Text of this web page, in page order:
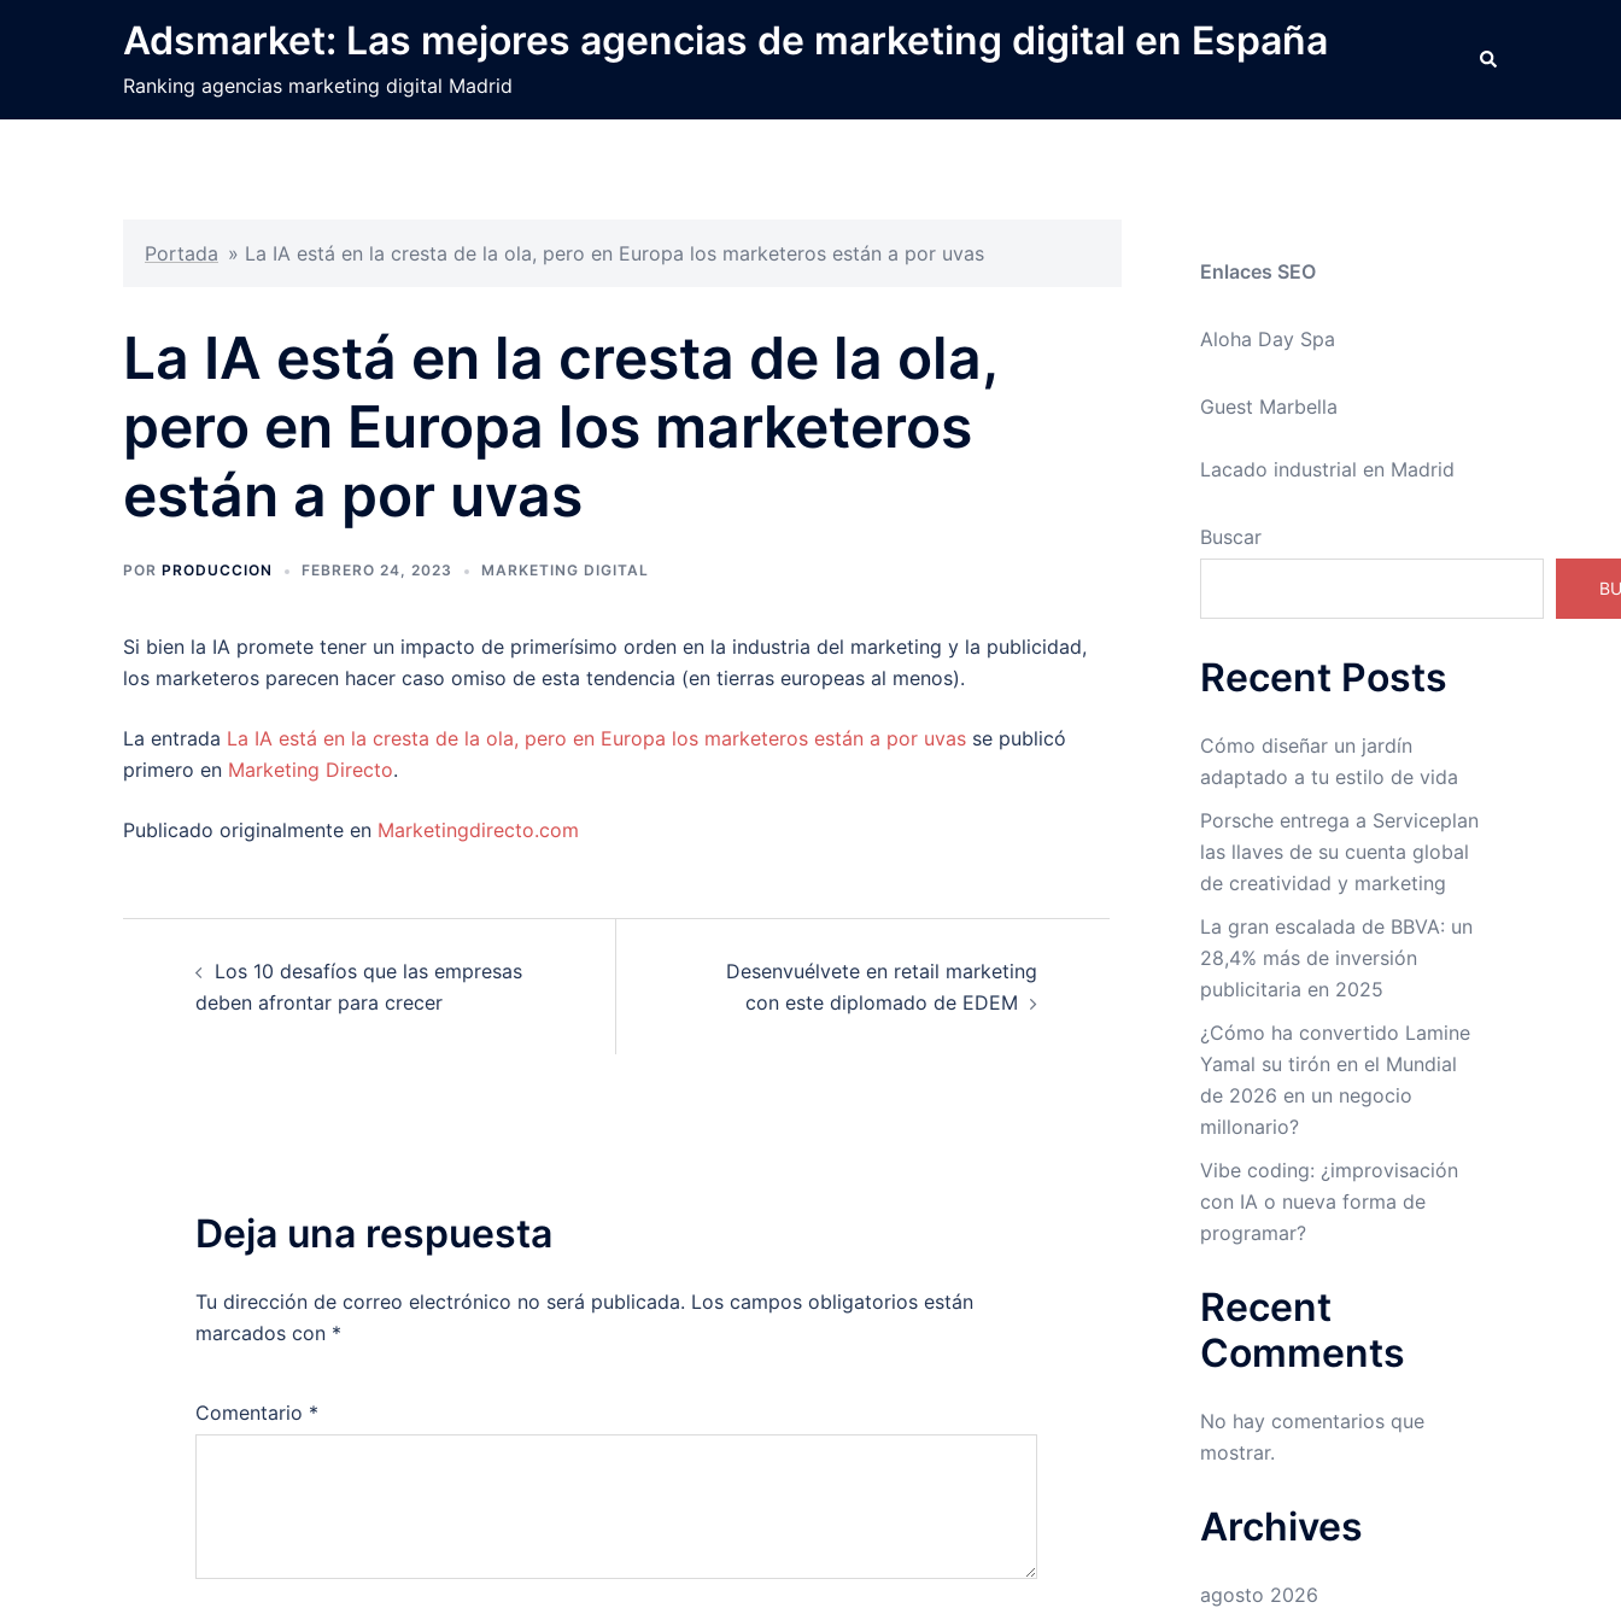
Adsmarket: Las mejores agencias de marketing digital en España
Ranking agencias marketing digital Madrid
Buscar
Portada » La IA está en la cresta de la ola, pero en Europa los marketeros están a por uvas
La IA está en la cresta de la ola,
pero en Europa los marketeros
están a por uvas
POR PRODUCCION FEBRERO 24, 2023 MARKETING DIGITAL
Si bien la IA promete tener un impacto de primerísimo orden en la industria del marketing y la publicidad,
los marketeros parecen hacer caso omiso de esta tendencia (en tierras europeas al menos).
La entrada La IA está en la cresta de la ola, pero en Europa los marketeros están a por uvas se publicó
primero en Marketing Directo.
Publicado originalmente en Marketingdirecto.com
Los 10 desafíos que las empresas
deben afrontar para crecer
Desenvuélvete en retail marketing
con este diplomado de EDEM
Deja una respuesta
Tu dirección de correo electrónico no será publicada. Los campos obligatorios están
marcados con *
Comentario *
Enlaces SEO
Aloha Day Spa
Guest Marbella
Lacado industrial en Madrid
Buscar
Recent Posts
Cómo diseñar un jardín
adaptado a tu estilo de vida
Porsche entrega a Serviceplan
las llaves de su cuenta global
de creatividad y marketing
La gran escalada de BBVA: un
28,4% más de inversión
publicitaria en 2025
¿Cómo ha convertido Lamine
Yamal su tirón en el Mundial
de 2026 en un negocio
millonario?
Vibe coding: ¿improvisación
con IA o nueva forma de
programar?
Recent
Comments
No hay comentarios que
mostrar.
Archives
agosto 2026